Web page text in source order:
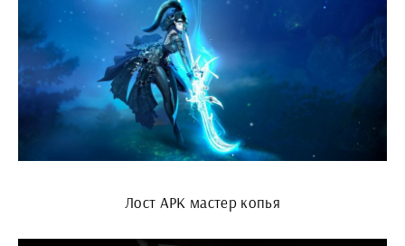
Лост АРК мастер копья